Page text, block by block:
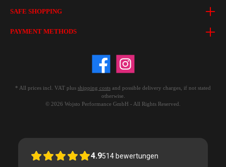
SAFE SHOPPING
PAYMENT METHODS
* All prices incl. VAT plus shipping costs and possible delivery charges, if not stated
otherwise.
© 2026 Wojsto Performance GmbH - All Rights Reserved.
4.9514 bewertungen